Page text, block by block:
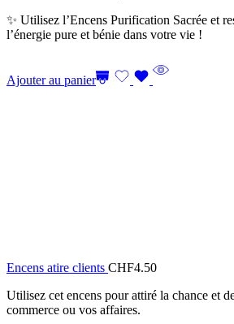
✨ Utilisez l’Encens Purification Sacrée et
l’énergie pure et bénie dans votre vie !
Ajouter au panier
Encens atire clients CHF4.50
Utilisez cet encens pour attiré la chance et
commerce ou vos affaires.